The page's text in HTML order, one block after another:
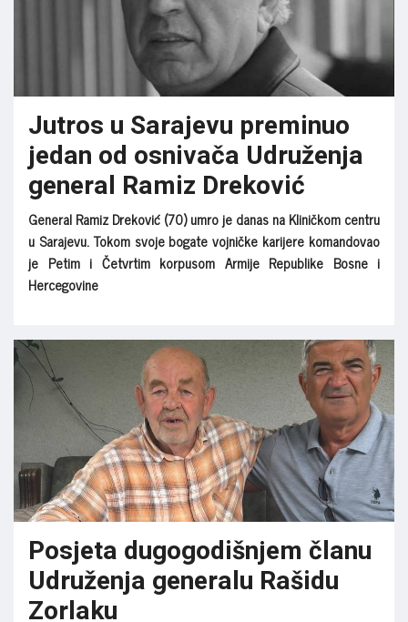
Jutros u Sarajevu preminuo
jedan od osnivača Udruženja
general Ramiz Dreković
General Ramiz Dreković (70) umro je danas na Kliničkom centru
u Sarajevu. Tokom svoje bogate vojničke karijere komandovao
je Petim i Četvrtim korpusom Armije Republike Bosne i
Hercegovine
Posjeta dugogodišnjem članu
Udruženja generalu Rašidu
Zorlaku